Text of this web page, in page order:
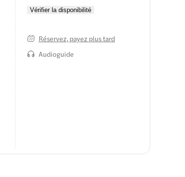
Vérifier la disponibilité
Réservez, payez plus tard
Audioguide